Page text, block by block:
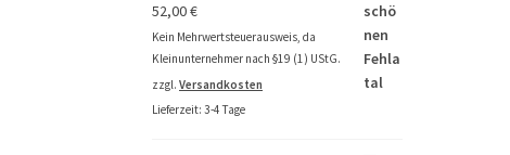
52,00€
Kein Mehrwertsteuerausweis, da
Kleinunternehmer nach §19 (1) UStG.
zzgl.Versandkosten
Lieferzeit:3-4 Tage